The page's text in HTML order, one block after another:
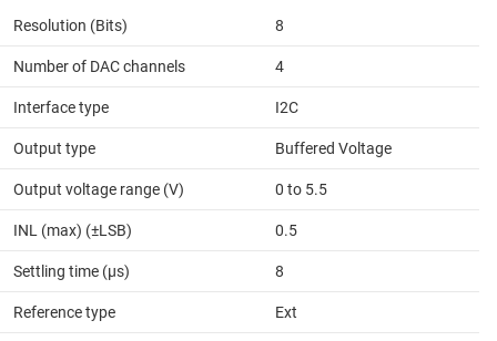
Resolution (Bits) 8
Number of DAC channels 4
Interface type I2C
Output type Buffered Voltage
Output voltage range (V) 0 to 5.5
INL (max) (±LSB) 0.5
Settling time (µs) 8
Reference type Ext